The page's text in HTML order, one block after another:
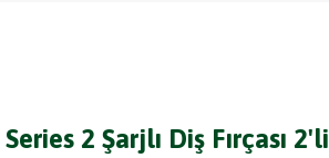
2 Şarjlı Diş Fırçası 2'li